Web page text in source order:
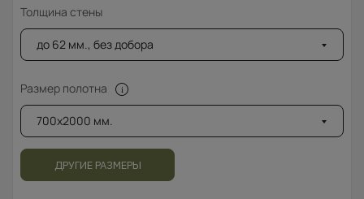
Толщина стены
до 62 мм., без добора
Размер полотна
700x2000 мм.
ДРУГИЕ РАЗМЕРЫ